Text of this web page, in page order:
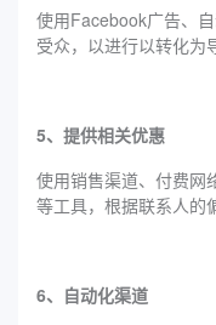
使用Facebook广告、
受众，以进行以转化为
5、提供相关优惠
使用销售渠道、付费网
等工具，根据联系人的
6、自动化渠道